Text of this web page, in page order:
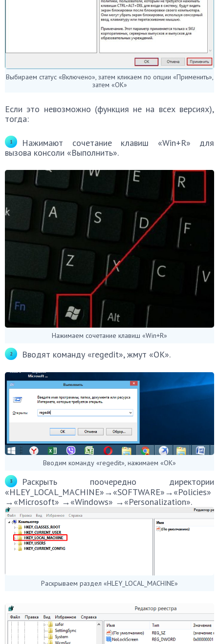
Выбираем статус «Включено», затем кликаем по опции «Применить»,
затем «ОК»
Если это невозможно (функция не на всех версиях),
тогда:
Нажимают сочетание клавиш «Win+R» для
вызова консоли «Выполнить».
Нажимаем сочетание клавиш «Win+R»
Вводят команду «regedit», жмут «ОК».
Вводим команду «regedit», нажимаем «ОК»
Раскрыть поочередно директории
«HLEY_LOCAL_MACHINE»→«SOFTWARE»→«Policies»
→«Microsoft» →«Windows» →«Personalization».
Раскрываем раздел «HLEY_LOCAL_MACHINE»